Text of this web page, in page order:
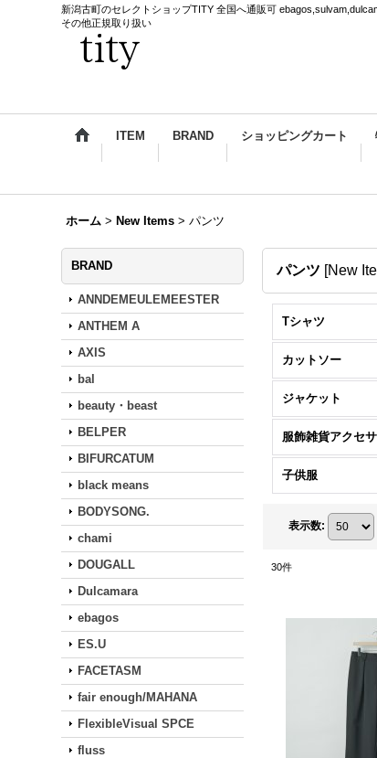
新潟古町のセレクトショップTITY 全国へ通販可
その他正規取り扱い
ITEM BRAND ショッピングカート
ホーム > New Items > パンツ
BRAND
ANNDEMEULEMEESTER
ANTHEM A
AXIS
bal
beauty・beast
BELPER
BIFURCATUM
black means
BODYSONG.
chami
DOUGALL
Dulcamara
ebagos
ES.U
FACETASM
fair enough/MAHANA
FlexibleVisual SPCE
fluss
パンツ [New
Tシャツ
カットソー
ジャケット
服飾雑貨アクセ
子供服
表示数:
30件